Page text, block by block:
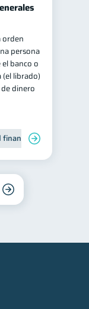
orden
persona
banco o
librado)
dinero
financiera